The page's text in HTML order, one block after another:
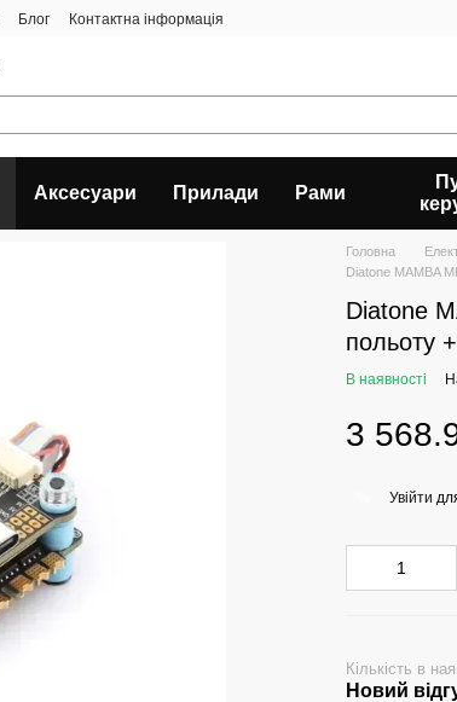
Блог Контактна інформація
Аксесуари Прилади Рами
Головна
Diatone MAMBA
Diatone
польоту
В наявності
3
Увійти
Кількість в
Новий